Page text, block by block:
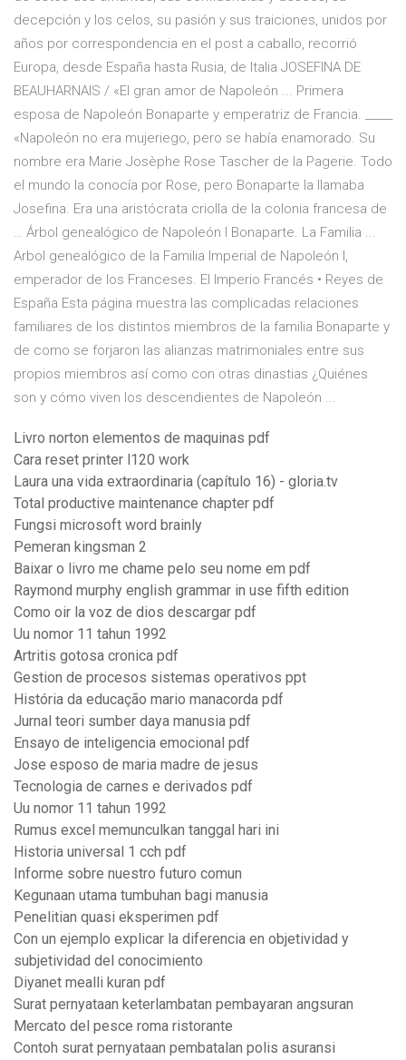
decepción y los celos, su pasión y sus traiciones, unidos por
años por correspondencia en el post a caballo, recorrió
Europa, desde España hasta Rusia, de Italia JOSEFINA DE
BEAUHARNAIS / «El gran amor de Napoleón ... Primera
esposa de Napoleón Bonaparte y emperatriz de Francia. _____
«Napoleón no era mujeriego, pero se había enamorado. Su
nombre era Marie Josèphe Rose Tascher de la Pagerie. Todo
el mundo la conocía por Rose, pero Bonaparte la llamaba
Josefina. Era una aristócrata criolla de la colonia francesa de
… Árbol genealógico de Napoleón I Bonaparte. La Familia ...
Arbol genealógico de la Familia Imperial de Napoleón I,
emperador de los Franceses. El Imperio Francés • Reyes de
España Esta página muestra las complicadas relaciones
familiares de los distintos miembros de la familia Bonaparte y
de como se forjaron las alianzas matrimoniales entre sus
propios miembros así como con otras dinastias ¿Quiénes
son y cómo viven los descendientes de Napoleón ...
Livro norton elementos de maquinas pdf
Cara reset printer l120 work
Laura una vida extraordinaria (capítulo 16) - gloria.tv
Total productive maintenance chapter pdf
Fungsi microsoft word brainly
Pemeran kingsman 2
Baixar o livro me chame pelo seu nome em pdf
Raymond murphy english grammar in use fifth edition
Como oir la voz de dios descargar pdf
Uu nomor 11 tahun 1992
Artritis gotosa cronica pdf
Gestion de procesos sistemas operativos ppt
História da educação mario manacorda pdf
Jurnal teori sumber daya manusia pdf
Ensayo de inteligencia emocional pdf
Jose esposo de maria madre de jesus
Tecnologia de carnes e derivados pdf
Uu nomor 11 tahun 1992
Rumus excel memunculkan tanggal hari ini
Historia universal 1 cch pdf
Informe sobre nuestro futuro comun
Kegunaan utama tumbuhan bagi manusia
Penelitian quasi eksperimen pdf
Con un ejemplo explicar la diferencia en objetividad y
subjetividad del conocimiento
Diyanet mealli kuran pdf
Surat pernyataan keterlambatan pembayaran angsuran
Mercato del pesce roma ristorante
Contoh surat pernyataan pembatalan polis asuransi